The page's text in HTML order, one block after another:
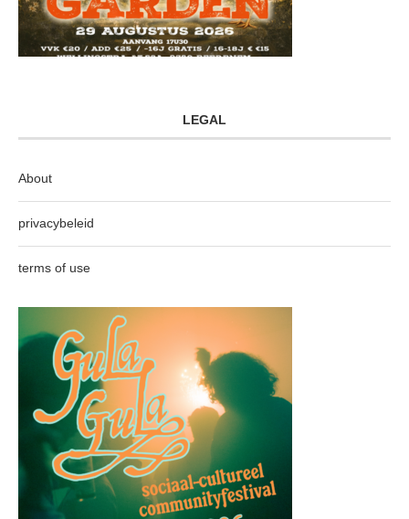
LEGAL
About
privacybeleid
terms of use